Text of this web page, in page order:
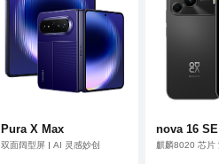
Pura X Max
双面阔型屏
AI 灵感妙创
nova 16 SE
麒麟8020 芯片